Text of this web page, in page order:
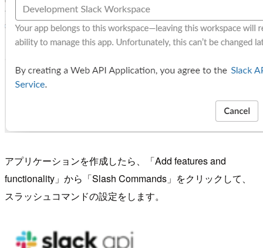
アプリケーションを作成したら、「Add features and
functionality」から「Slash Commands」をクリックして、
スラッシュコマンドの設定をします。